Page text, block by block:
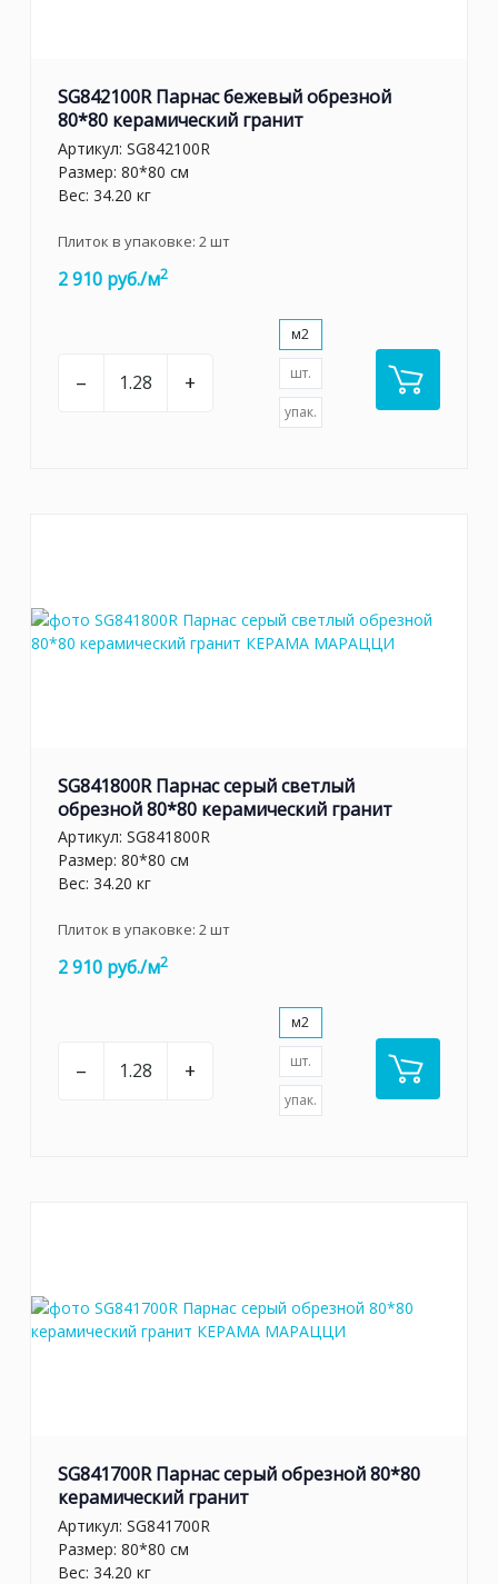
SG842100R Парнас бежевый обрезной
80*80 керамический гранит
Артикул: SG842100R
Размер: 80*80 см
Вес: 34.20 кг
Плиток в упаковке: 2шт
2 910 руб./м2
– +
м2
шт.
упак.
SG841800R Парнас серый светлый
обрезной 80*80 керамический гранит
Артикул: SG841800R
Размер: 80*80 см
Вес: 34.20 кг
Плиток в упаковке: 2шт
2 910 руб./м2
– +
м2
шт.
упак.
SG841700R Парнас серый обрезной 80*80
керамический гранит
Артикул: SG841700R
Размер: 80*80 см
Вес: 34.20 кг